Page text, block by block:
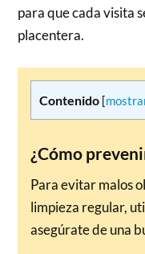
para que cada visita
placentera.
Contenido [
¿Cómo
Para evitar malos
limpieza regular,
asegúrate de una